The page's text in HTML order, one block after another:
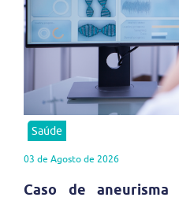
Saúde
03 de Agosto de 2026
Caso de